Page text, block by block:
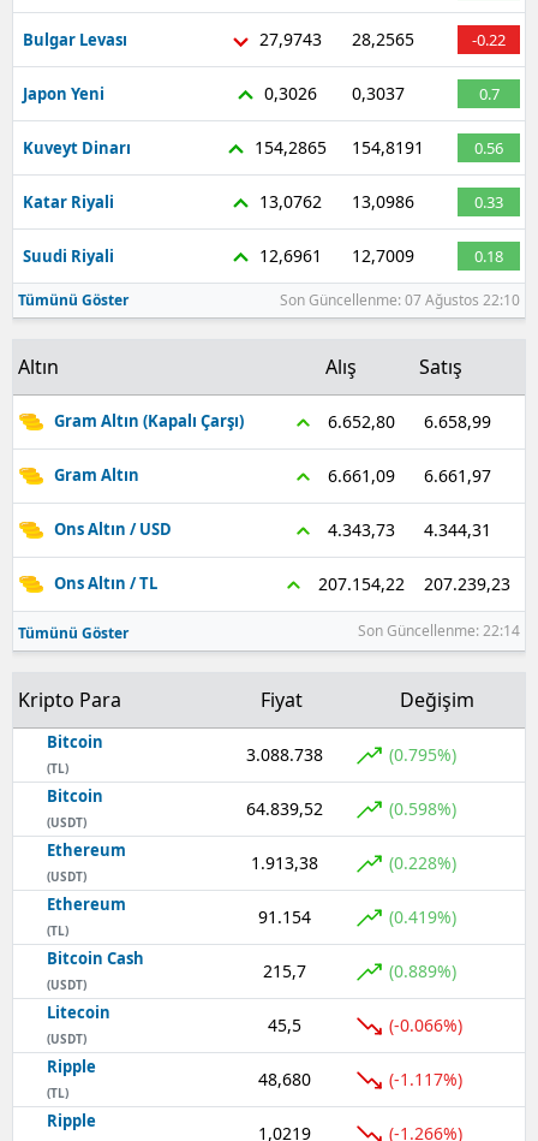
Bulgar Levası 27,9743 28,2565 -0.22
Japon Yeni 0,3026 0,3037 0.7
Kuveyt Dinarı 154,2865 154,8191 0.56
Katar Riyali 13,0762 13,0986 0.33
Suudi Riyali 12,6961 12,7009 0.18
Tümünü Göster Son Güncellenme: 07 Ağustos 22:10
Altın Alış Satış
Gram Altın (Kapalı Çarşı) 6.652,80 6.658,99
Gram Altın 6.661,09 6.661,97
Ons Altın / USD 4.343,73 4.344,31
Ons Altın / TL 207.154,22 207.239,23
Tümünü Göster Son Güncellenme: 22:14
Kripto Para Fiyat Değişim
Bitcoin
(TL)
3.088.738 (0.795%)
Bitcoin
(USDT)
64.839,52 (0.598%)
Ethereum
(USDT)
1.913,38 (0.228%)
Ethereum
(TL)
91.154 (0.419%)
Bitcoin Cash
(USDT)
215,7 (0.889%)
Litecoin
(USDT)
45,5 (-0.066%)
Ripple
(TL)
48,680 (-1.117%)
Ripple
1,0219 (-1.266%)